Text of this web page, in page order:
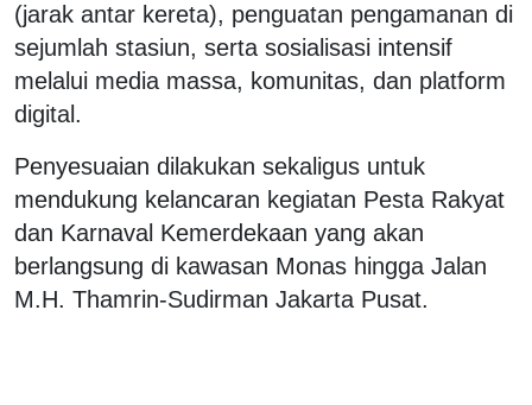
(jarak antar kereta), penguatan pengamanan di
sejumlah stasiun, serta sosialisasi intensif
melalui media massa, komunitas, dan platform
digital.
Penyesuaian dilakukan sekaligus untuk
mendukung kelancaran kegiatan Pesta Rakyat
dan Karnaval Kemerdekaan yang akan
berlangsung di kawasan Monas hingga Jalan
M.H. Thamrin-Sudirman Jakarta Pusat.